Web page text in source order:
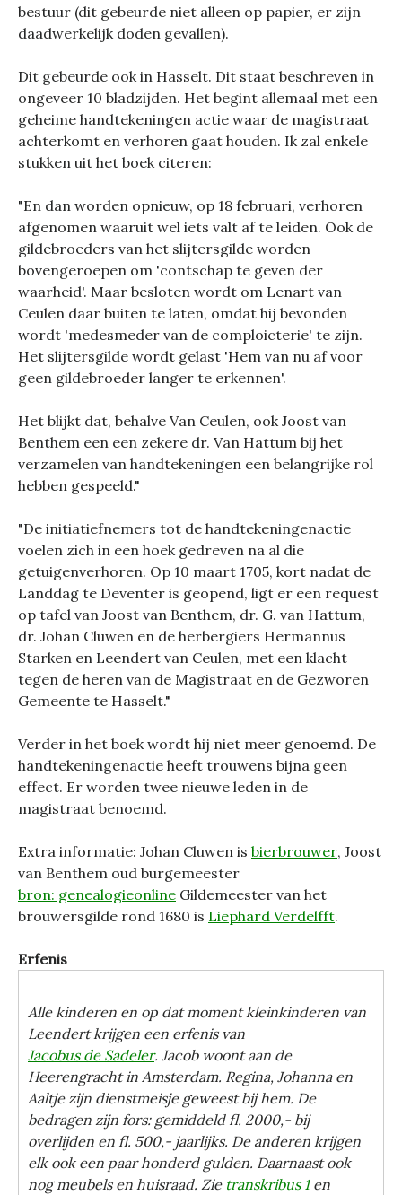
bestuur (dit gebeurde niet alleen op papier, er zijn
daadwerkelijk doden gevallen).
Dit gebeurde ook in Hasselt. Dit staat beschreven in
ongeveer 10 bladzijden. Het begint allemaal met een
geheime handtekeningen actie waar de magistraat
achterkomt en verhoren gaat houden. Ik zal enkele
stukken uit het boek citeren:
"En dan worden opnieuw, op 18 februari, verhoren
afgenomen waaruit wel iets valt af te leiden. Ook de
gildebroeders van het slijtersgilde worden
bovengeroepen om 'contschap te geven der
waarheid'. Maar besloten wordt om Lenart van
Ceulen daar buiten te laten, omdat hij bevonden
wordt 'medesmeder van de comploicterie' te zijn.
Het slijtersgilde wordt gelast 'Hem van nu af voor
geen gildebroeder langer te erkennen'.
Het blijkt dat, behalve Van Ceulen, ook Joost van
Benthem een een zekere dr. Van Hattum bij het
verzamelen van handtekeningen een belangrijke rol
hebben gespeeld."
"De initiatiefnemers tot de handtekeningenactie
voelen zich in een hoek gedreven na al die
getuigenverhoren. Op 10 maart 1705, kort nadat de
Landdag te Deventer is geopend, ligt er een request
op tafel van Joost van Benthem, dr. G. van Hattum,
dr. Johan Cluwen en de herbergiers Hermannus
Starken en Leendert van Ceulen, met een klacht
tegen de heren van de Magistraat en de Gezworen
Gemeente te Hasselt."
Verder in het boek wordt hij niet meer genoemd. De
handtekeningenactie heeft trouwens bijna geen
effect. Er worden twee nieuwe leden in de
magistraat benoemd.
Extra informatie: Johan Cluwen is bierbrouwer, Joost
van Benthem oud burgemeester
bron: genealogieonline Gildemeester van het
brouwersgilde rond 1680 is Liephard Verdelfft.
Erfenis
Alle kinderen en op dat moment kleinkinderen van
Leendert krijgen een erfenis van
Jacobus de Sadeler. Jacob woont aan de
Heerengracht in Amsterdam. Regina, Johanna en
Aaltje zijn dienstmeisje geweest bij hem. De
bedragen zijn fors: gemiddeld fl. 2000,- bij
overlijden en fl. 500,- jaarlijks. De anderen krijgen
elk ook een paar honderd gulden. Daarnaast ook
nog meubels en huisraad. Zie transkribus 1en